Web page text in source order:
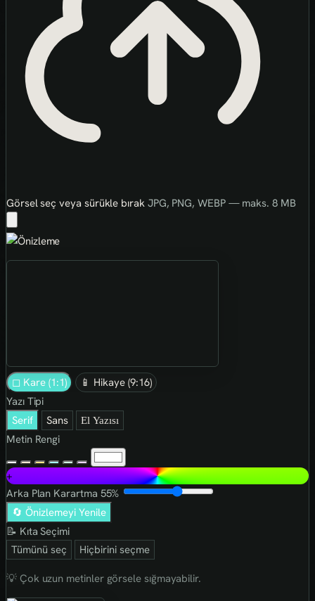
Görsel seç veya sürükle bırak JPG, PNG, WEBP — maks. 8 MB
◻ Kare (1:1)
📱 Hikaye (9:16)
Yazı Tipi
Serif
Sans El Yazısı
Metin Rengi
+
Arka Plan Karartma 55%
🔄 Önizlemeyi Yenile
📝 Kıta Seçimi
Tümünü seç
Hiçbirini seçme
💡 Çok uzun metinler görsele sığmayabilir.